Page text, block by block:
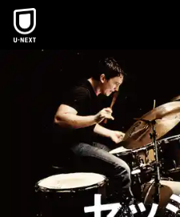
本文へスキップ